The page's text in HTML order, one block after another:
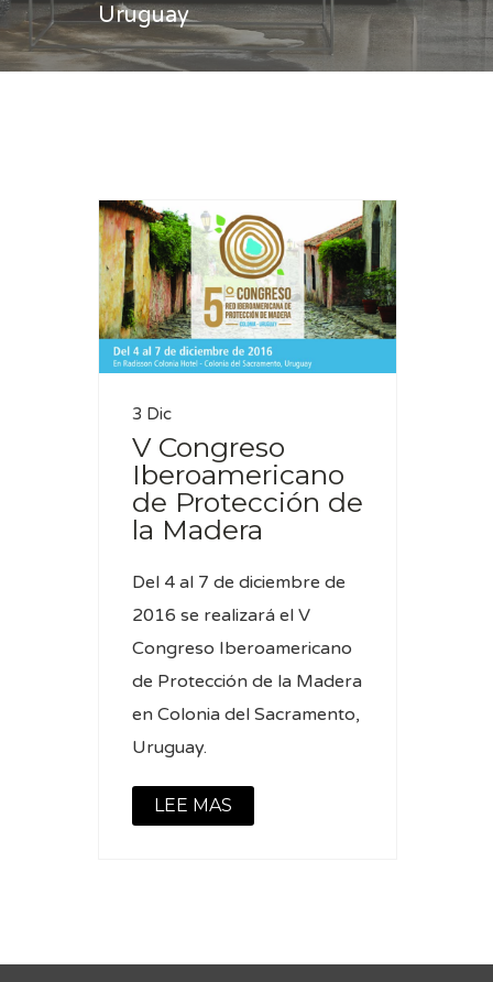
Uruguay
3 Dic
V Congreso
Iberoamericano
de Protección de
la Madera
Del 4 al 7 de diciembre de
2016 se realizará el V
Congreso Iberoamericano
de Protección de la Madera
en Colonia del Sacramento,
Uruguay.
LEE MAS